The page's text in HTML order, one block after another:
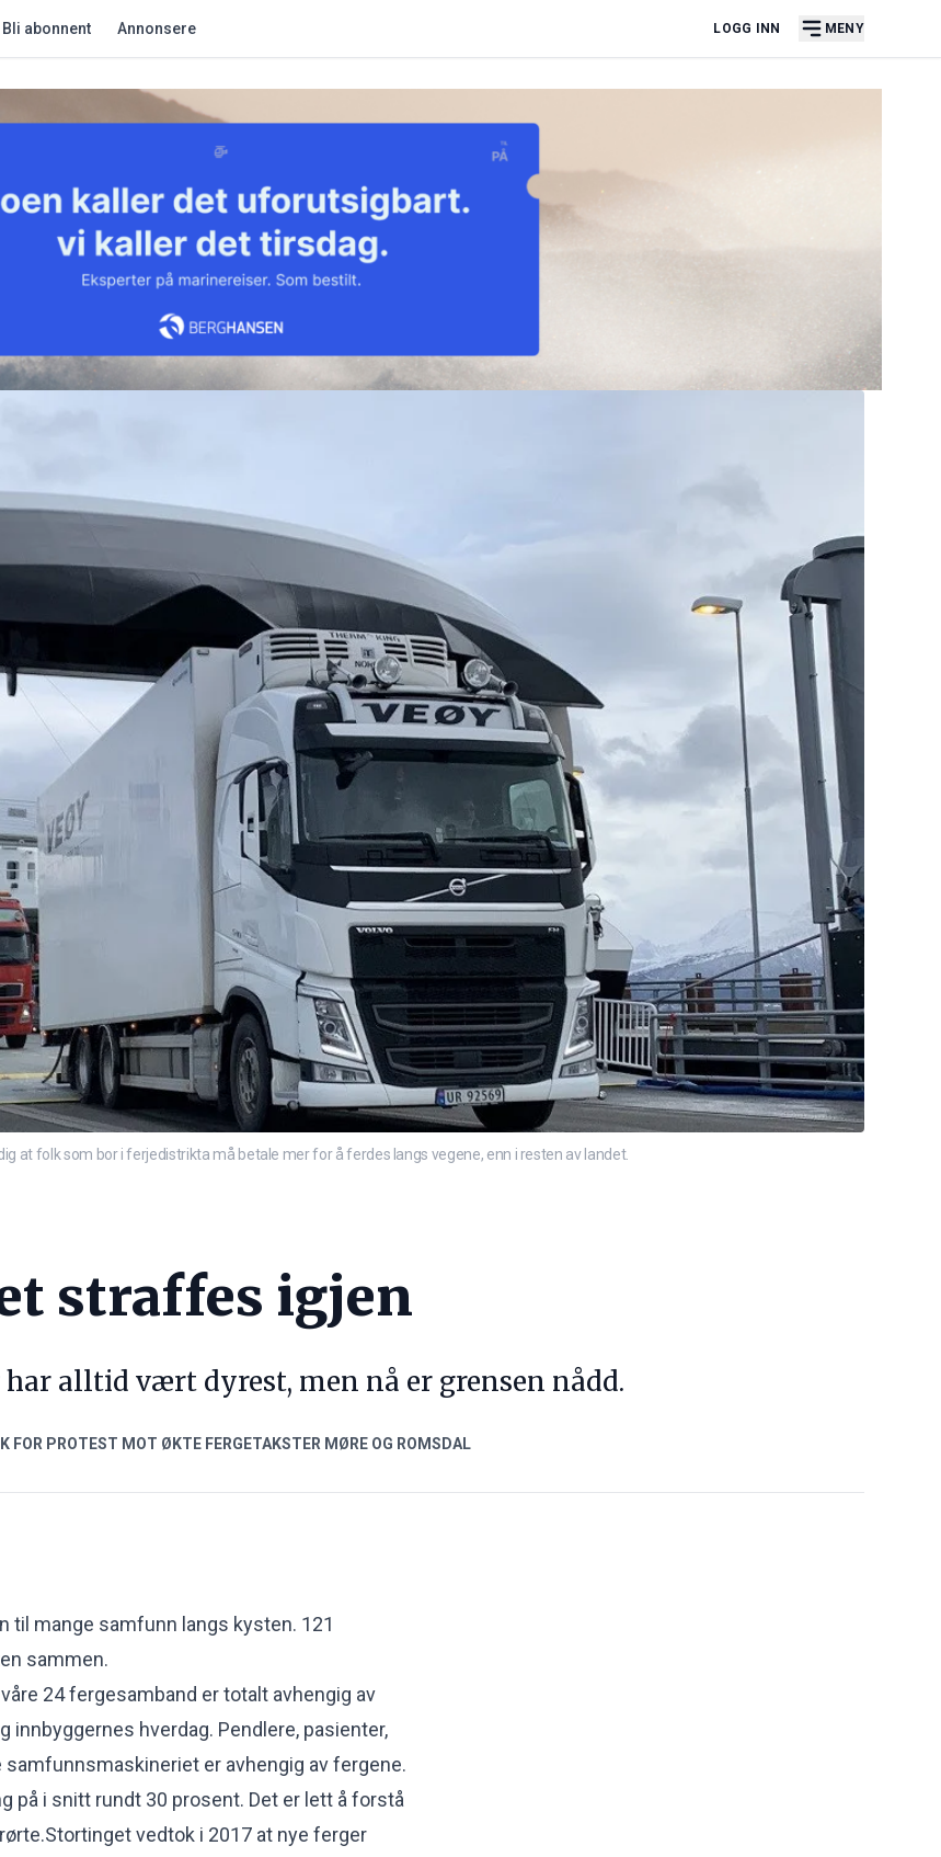
Bli abonnent Annonsere LOGG INN MENY
at folk som bor i ferjedistrikta må betale mer for å ferdes langs vegene, enn i resten av landet.
straffes igjen
alltid vært dyrest, men nå er grensen nådd.
FOR PROTEST MOT ØKTE FERGETAKSTER MØRE OG ROMSDAL
til mange samfunn langs kysten. 121
sammen.
24 fergesamband er totalt avhengig av
innbyggernes hverdag. Pendlere, pasienter,
er avhengig av fergene.
på i snitt rundt 30 prosent. Det er lett å forstå
vedtok i 2017 at nye ferger